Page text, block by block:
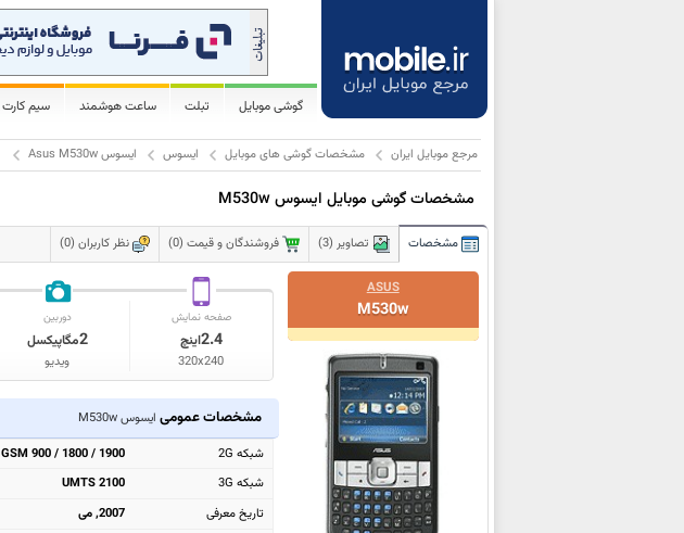
گوشی موبایل تبلت ساعت هوشمند سیم کارت
مرجع موبایل ایران مشخصات گوشی های موبایل ایسوس ایسوس Asus M530w
مشخصات گوشی موبایل ایسوس M530w
مشخصات تصاویر (3) فروشندگان و قیمت (0) نظر کاربران (0)
ASUS
M530w صفحه نمایش
2.4اینچ
320x240
دوربین
2مگاپیکسل
ویدیو
مشخصات عمومی ایسوس M530w
شبکه 2G
GSM 900 / 1800 / 1900
شبکه 3G
UMTS 2100
تاریخ معرفی
2007, می